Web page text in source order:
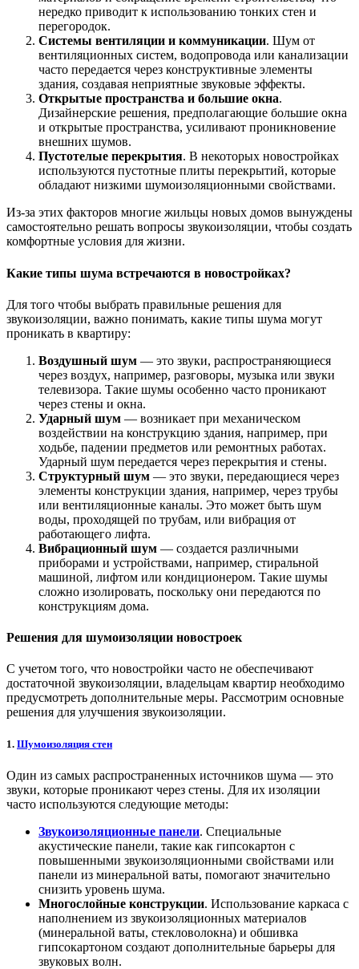
нередко приводит к использованию тонких стен и
перегородок.
Системы вентиляции и коммуникации. Шум от
вентиляционных систем, водопровода или канализации
часто передается через конструктивные элементы
здания, создавая неприятные звуковые эффекты.
Открытые пространства и большие окна.
Дизайнерские решения, предполагающие большие окна
и открытые пространства, усиливают проникновение
внешних шумов.
Пустотелые перекрытия. В некоторых новостройках
используются пустотные плиты перекрытий, которые
обладают низкими шумоизоляционными свойствами.
Из-за этих факторов многие жильцы новых домов вынуждены
самостоятельно решать вопросы звукоизоляции, чтобы создать
комфортные условия для жизни.
Какие типы шума встречаются в новостройках?
Для того чтобы выбрать правильные решения для
звукоизоляции, важно понимать, какие типы шума могут
проникать в квартиру:
Воздушный шум — это звуки, распространяющиеся
через воздух, например, разговоры, музыка или звуки
телевизора. Такие шумы особенно часто проникают
через стены и окна.
Ударный шум — возникает при механическом
воздействии на конструкцию здания, например, при
ходьбе, падении предметов или ремонтных работах.
Ударный шум передается через перекрытия и стены.
Структурный шум — это звуки, передающиеся через
элементы конструкции здания, например, через трубы
или вентиляционные каналы. Это может быть шум
воды, проходящей по трубам, или вибрация от
работающего лифта.
Вибрационный шум — создается различными
приборами и устройствами, например, стиральной
машиной, лифтом или кондиционером. Такие шумы
сложно изолировать, поскольку они передаются по
конструкциям дома.
Решения для шумоизоляции новостроек
С учетом того, что новостройки часто не обеспечивают
достаточной звукоизоляции, владельцам квартир необходимо
предусмотреть дополнительные меры. Рассмотрим основные
решения для улучшения звукоизоляции.
1. Шумоизоляция стен
Один из самых распространенных источников шума — это
звуки, которые проникают через стены. Для их изоляции
часто используются следующие методы:
Звукоизоляционные панели. Специальные
акустические панели, такие как гипсокартон с
повышенными звукоизоляционными свойствами или
панели из минеральной ваты, помогают значительно
снизить уровень шума.
Многослойные конструкции. Использование каркаса с
наполнением из звукоизоляционных материалов
(минеральной ваты, стекловолокна) и обшивка
гипсокартоном создают дополнительные барьеры для
звуковых волн.